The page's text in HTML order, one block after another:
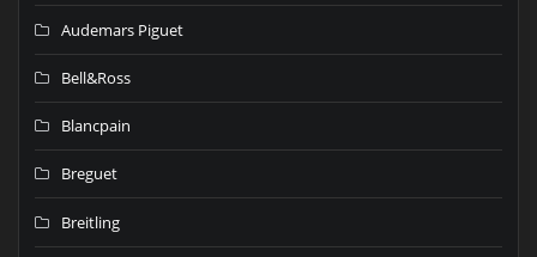
Audemars Piguet
Bell&Ross
Blancpain
Breguet
Breitling